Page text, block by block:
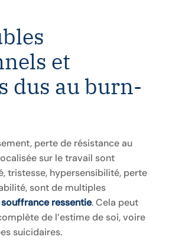
et
dus au burn-
perte de résistance au
sur le travail sont
tristesse, hypersensibilité, perte
sont de multiples
ressentie. Cela peut
de l’estime de soi, voire
suicidaires.